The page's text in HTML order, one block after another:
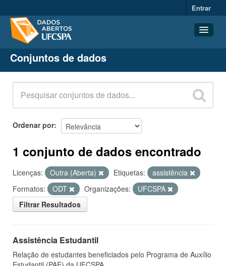
Entrar
Conjuntos de dados
Organizações
Grupos
Sobre
Conjuntos de dados
Ordenar por
1 conjunto de dados encontrado
Licenças: Outra (Aberta) Etiquetas:
assistência
Formatos:
ODT Organizações:
UFCSPA
Filtrar Resultados
Assistência Estudantil
Relação de estudantes beneficiados pelo Programa de Auxílio